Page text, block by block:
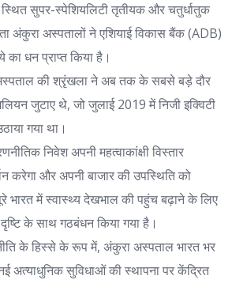
स्थित सुपर-स्पेशियलिटी तृतीयक और चतुर्धातुक
अंकुरा अस्पतालों ने एशियाई विकास बैंक (ADB)
धन प्राप्त किया है।
की श्रृंखला ने अब तक के सबसे बड़े दौर
जुटाए थे, जो जुलाई 2019 में निजी इक्विटी
गया था।
निवेश अपनी महत्वाकांक्षी विस्तार
करेगा और अपनी बाजार की उपस्थिति को
में स्वास्थ्य देखभाल की पहुंच बढ़ाने के लिए
के साथ गठबंधन किया गया है।
के हिस्से के रूप में, अंकुरा अस्पताल भारत भर
अत्याधुनिक सुविधाओं की स्थापना पर केंद्रित